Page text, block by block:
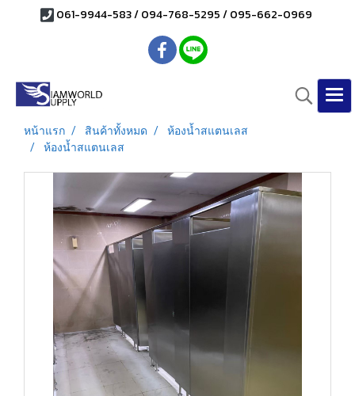
061-9944-583 / 094-768-5295 / 095-662-0969
หน้าแรก สินค้าทั้งหมด
ห้องน้ำสแตนเลส
ห้องน้ำสแตนเลส